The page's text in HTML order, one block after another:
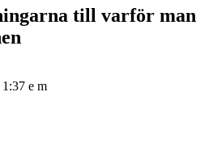
till varför man
e m